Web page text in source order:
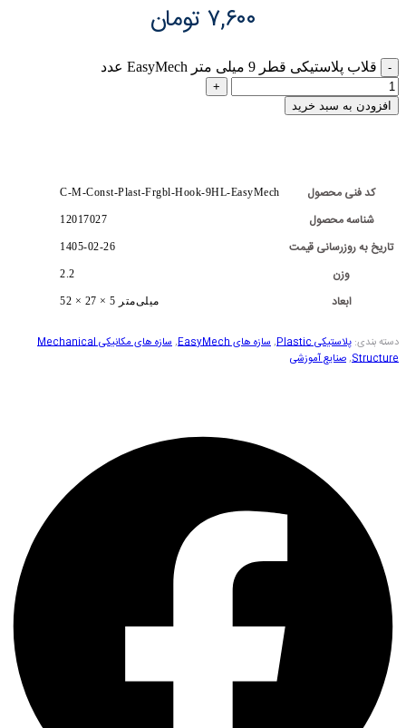
۷,۶۰۰ تومان
قلاب پلاستیکی قطر 9 میلی متر EasyMech عدد
افزودن به سبد خرید
کد فنی محصول C-M-Const-Plast-Frgbl-Hook-9HL-EasyMech
شناسه محصول 12017027
تاریخ به روزرسانی قیمت 1405-02-26
وزن 2.2
ابعاد 52 × 27 × 5 میلی‌متر
دسته بندی: پلاستیکی Plastic ,سازه های EasyMech ,
سازه های مکانیکی Mechanical
Structure
,صنایع آموزشی